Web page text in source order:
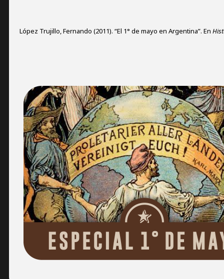
López Trujillo, Fernando (2011). “El 1° de mayo en Argentina”. En